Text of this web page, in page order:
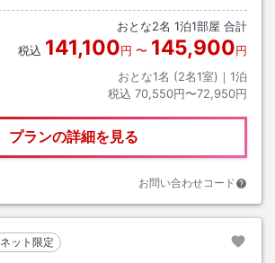
おとな2名 1泊1部屋 合計
税込 141,100円 〜 145,900円
おとな1名 (2名1室)｜ 1泊
税込 70,550円〜72,950円
プランの詳細を見る
お問い合わせコード
ネット限定